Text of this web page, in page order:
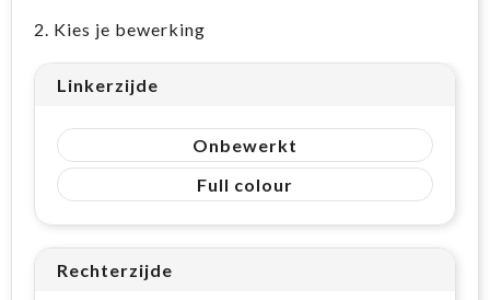
2. Kies je bewerking
Linkerzijde
Onbewerkt
Full colour
Rechterzijde